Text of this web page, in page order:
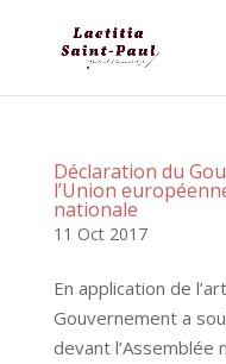
Déclaration du
l’Union
nationale
11 Oct 2017
En application de
Gouvernement a
devant l’Assemblée